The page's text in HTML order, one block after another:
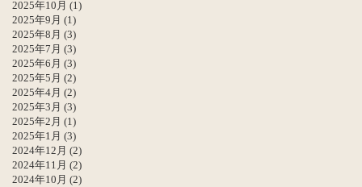
2025年10月 (1)
2025年9月 (1)
2025年8月 (3)
2025年7月 (3)
2025年6月 (3)
2025年5月 (2)
2025年4月 (2)
2025年3月 (3)
2025年2月 (1)
2025年1月 (3)
2024年12月 (2)
2024年11月 (2)
2024年10月 (2)